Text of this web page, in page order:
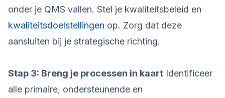
onder je QMS vallen. Stel je kwaliteitsbeleid en
kwaliteitsdoelstellingen op. Zorg dat deze
aansluiten bij je strategische richting.
Stap 3: Breng je processen in kaart Identificeer
alle primaire, ondersteunende en